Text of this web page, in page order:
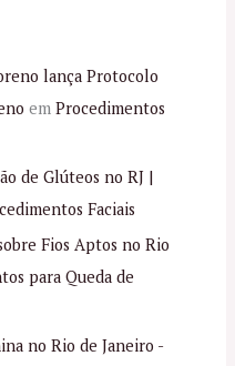
lança Protocolo
em Procedimentos
de Glúteos no RJ |
Faciais
Fios Aptos no Rio
para Queda de
no Rio de Janeiro -